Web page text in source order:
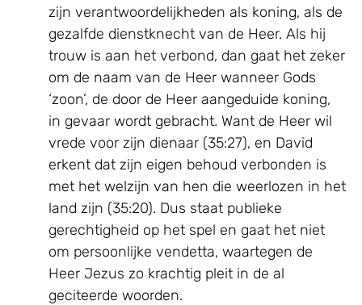
zijn verantwoordelijkheden als koning, als de
gezalfde dienstknecht van de Heer. Als hij
trouw is aan het verbond, dan gaat het zeker
om de naam van de Heer wanneer Gods
‘zoon’, de door de Heer aangeduide koning,
in gevaar wordt gebracht. Want de Heer wil
vrede voor zijn dienaar (35:27), en David
erkent dat zijn eigen behoud verbonden is
met het welzijn van hen die weerlozen in het
land zijn (35:20). Dus staat publieke
gerechtigheid op het spel en gaat het niet
om persoonlijke vendetta, waartegen de
Heer Jezus zo krachtig pleit in de al
geciteerde woorden.